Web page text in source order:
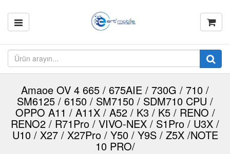
Amaoe OV 4 665 / 675AIE / 730G / 710 /
SM6125 / 6150 / SM7150 / SDM710 CPU /
OPPO A11 / A11X / A52 / K3 / K5 / RENO /
RENO2 / R71Pro / VIVO-NEX / S1Pro / U3X /
U10 / X27 / X27Pro / Y50 / Y9S / Z5X /NOTE
10 PRO/